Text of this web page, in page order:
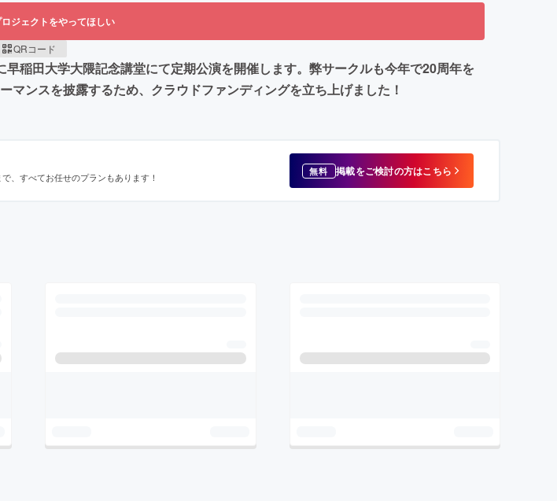
ジェクトをやってほしい
QRコード
稲田大学大隈記念講堂にて定期公演を開催します。弊サークルも今年で20周年を
ンスを披露するため、クラウドファンディングを立ち上げました！
、すべてお任せのプランもあります！ 無料 掲載をご検討の方はこちら